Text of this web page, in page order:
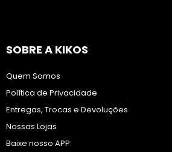
SOBRE A KIKOS
Quem Somos
Política de Privacidade
Entregas, Trocas e Devoluções
Nossas Lojas
Baixe nosso APP